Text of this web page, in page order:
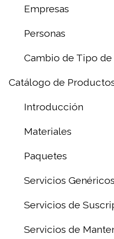
Empresas
Personas
Cambio de Tipo
Catálogo de
Introducción
Materiales
Paquetes
Servicios Genéricos
Servicios de
Servicios de